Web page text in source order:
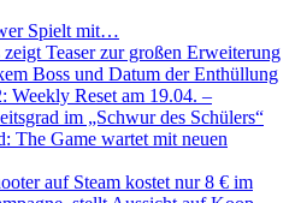
Spielt mit…
Teaser zur großen Erweiterung
Boss und Datum der Enthüllung
Weekly Reset am 19.04. –
im „Schwur des Schülers“
The Game wartet mit neuen
auf Steam kostet nur 8 € im